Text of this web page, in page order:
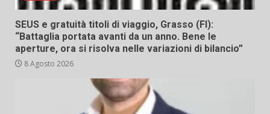
SEUS e gratuità titoli di viaggio, Grasso (FI):
“Battaglia portata avanti da un anno. Bene le
aperture, ora si risolva nelle variazioni di bilancio”
8 Agosto 2026